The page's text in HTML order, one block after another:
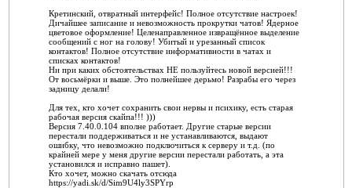
Кретинский, отвратный интерфейс! Полное отсутствие настроек!
Дичайшее записание и невозможность прокрутки чатов! Ядерное
цветовое оформление! Целенаправленное извращённое выделение
сообщений с ног на голову! Убитый и урезанный список
контактов! Полное отсутствие информативности в чатах и
списках контактов!
Ни при каких обстоятельствах НЕ пользуйтесь новой версией!!!
От восьмёрки и выше. Это полнейшее дерьмо! Разрабы его через
задницу делали!
Для тех, кто хочет сохранить свои нервы и психику, есть старая
рабочая версия скайпа!!! )))
Версия 7.40.0.104 вполне работает. Другие старые версии
перестали поддерживаться и не устанавливаются, выдают
ошибку, что невозможно подключиться к серверу и т.д. (по
крайней мере у меня другие версии перестали работать, а эта
установился и исправно пашет).
Кто хочет, можно скачать отсюда
https://yadi.sk/d/Sim9U4ly3SPYrp